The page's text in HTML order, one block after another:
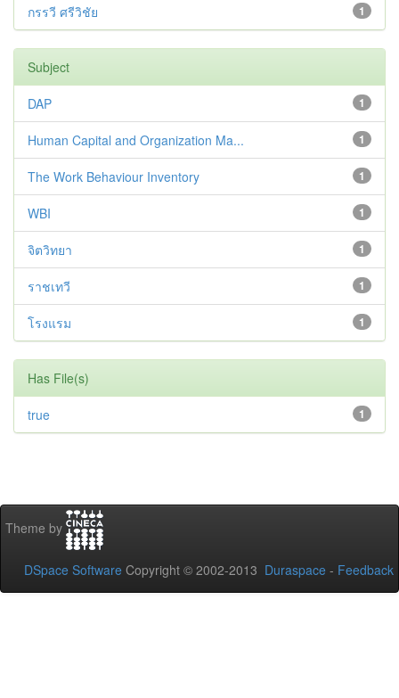
1
กรรวี ศรีวิชัย
Subject
1
DAP
1
Human Capital and Organization Ma...
1
The Work Behaviour Inventory
1
WBI
1
จิตวิทยา
1
ราชเทวี
1
โรงแรม
Has File(s)
1
true
Theme by
DSpace Software Copyright © 2002-2013 Duraspace - Feedback